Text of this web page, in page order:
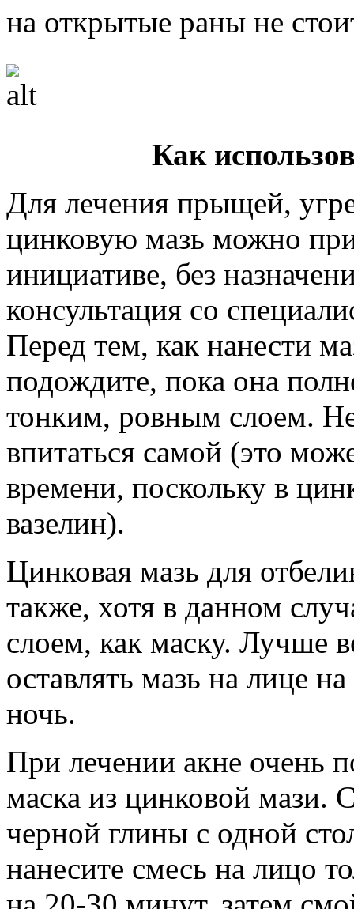
на открытые раны не
Как
Для лечения прыщей,
цинковую мазь можно
инициативе, без
консультация со
Перед тем, как нанести
подождите, пока она
тонким, ровным слоем. Не
впитаться самой (это
времени, поскольку в
вазелин).
Цинковая мазь для
также, хотя в данном
слоем, как маску. Лучше
оставлять мазь на лице
ночь.
При лечении акне очень
маска из цинковой мази.
черной глины с одной
нанесите смесь на лицо